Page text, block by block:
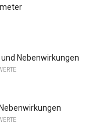
Nebenwirkungen